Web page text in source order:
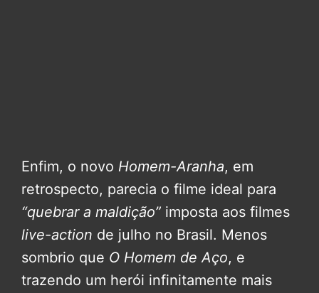
Enfim, o novo Homem-Aranha, em
retrospecto, parecia o filme ideal para
“quebrar a maldição” imposta aos filmes
live-action de julho no Brasil. Menos
sombrio que O Homem de Aço, e
trazendo um herói infinitamente mais